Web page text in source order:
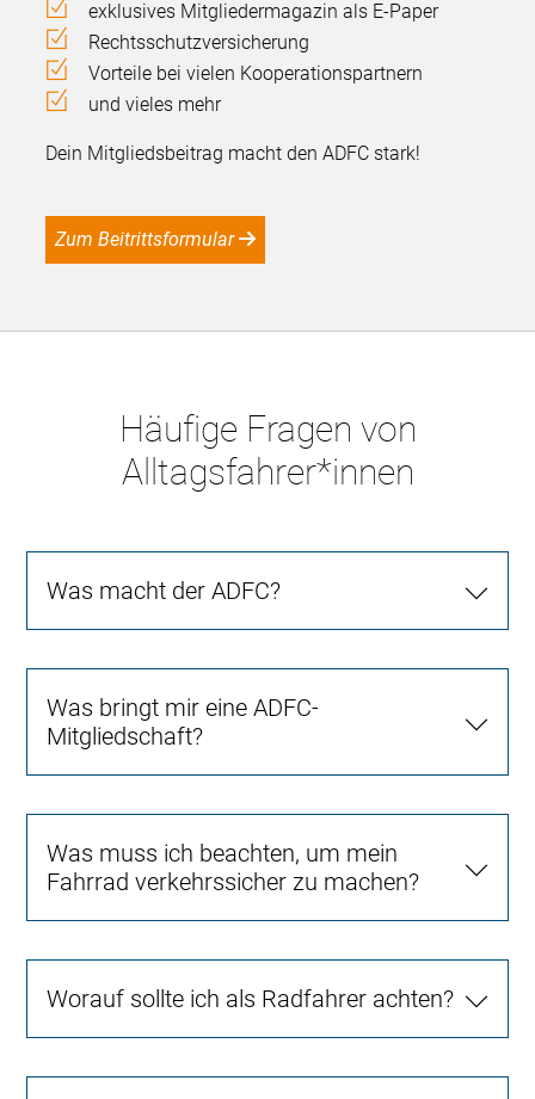
exklusives Mitgliedermagazin als E-Paper
Rechtsschutzversicherung
Vorteile bei vielen Kooperationspartnern
und vieles mehr
Dein Mitgliedsbeitrag macht den ADFC stark!
Zum Beitrittsformular
Häufige Fragen von
Alltagsfahrer*innen
Was macht der ADFC?
Was bringt mir eine ADFC-
Mitgliedschaft?
Was muss ich beachten, um mein
Fahrrad verkehrssicher zu machen?
Worauf sollte ich als Radfahrer achten?